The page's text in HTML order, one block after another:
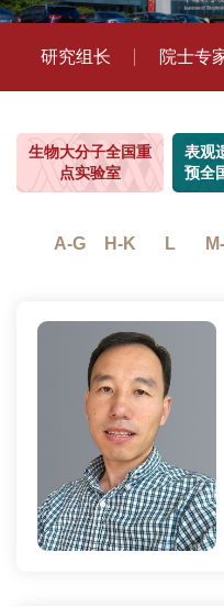
研究组长 院士专
生物大分子全国重
点实验室
表观
预全
A-G H-K L